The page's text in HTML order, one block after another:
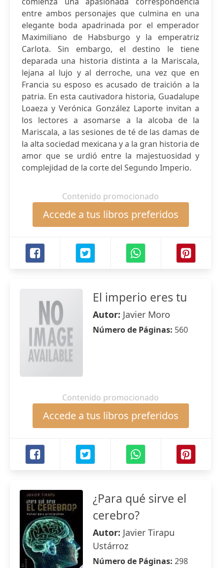
entre ambos personajes que culmina en una
elegante boda apadrinada por el emperador
Maximiliano de Habsburgo y la emperatriz
Carlota. Sin embargo, el destino le tiene
deparada una historia distinta a la Mariscala,
lejana al lujo y al derroche, una vez que en
Francia su esposo es acusado de traición a la
patria. En esta cautivadora historia, Guadalupe
Loaeza y Verónica González Laporte invitan a
los lectores a asomarse a la alcoba de la
Mariscala, a las sesiones de té de las damas de
la alta sociedad mexicana y a la gran historia de
amor que se urdió entre la majestuosidad y
complejidad de la corte del Segundo Imperio.
Contenido promocionado
Accede a tus libros preferidos
El imperio eres tu
Autor: Javier Moro
Número de Páginas: 560
Contenido promocionado
Accede a tus libros preferidos
¿Para qué sirve el
cerebro?
Autor: Javier Tirapu
Ustárroz
Número de Páginas: 298